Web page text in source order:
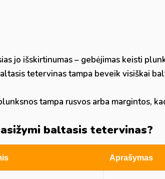
jo išskirtinumas – gebėjimas keisti
tetervinas tampa beveik visiškai
tampa rusvos arba margintos,
baltasis tetervinas?
Aprašymas